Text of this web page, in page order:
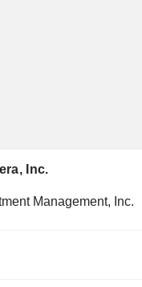
Inc.
Management, Inc.